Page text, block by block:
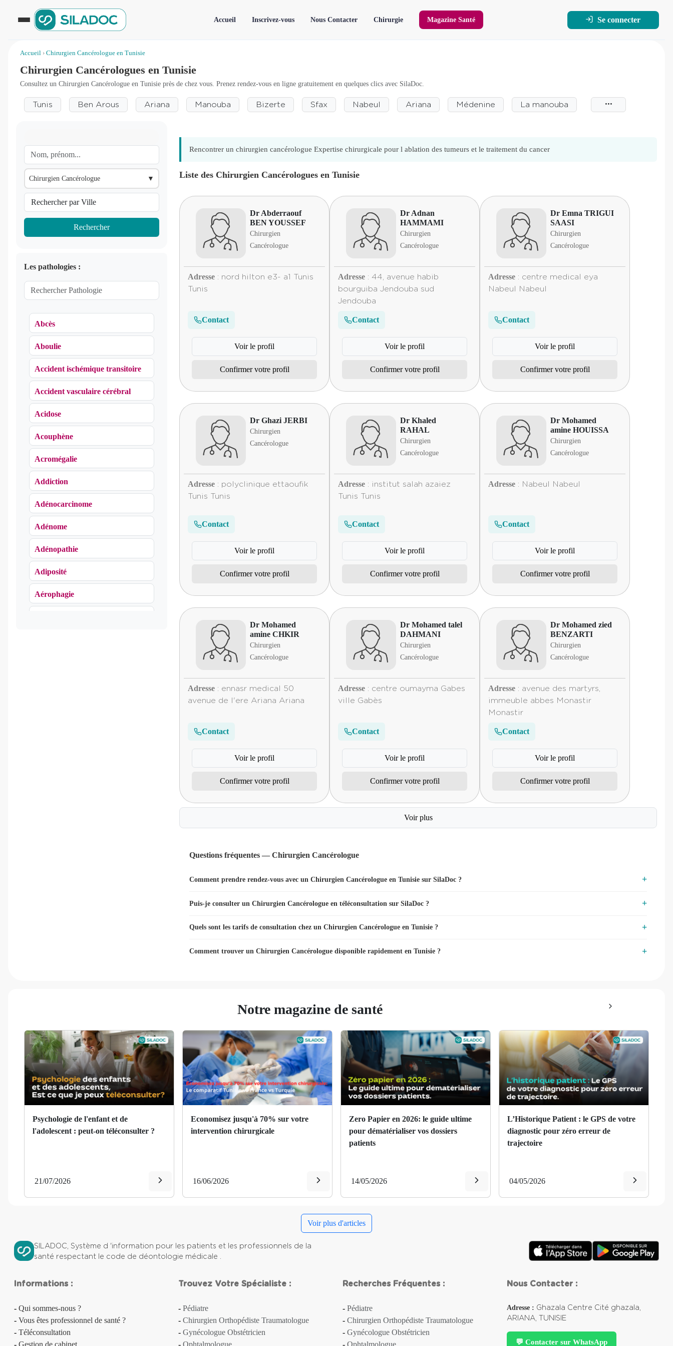
Accueil Inscrivez-vous Nous Contacter Chirurgie Magazine Santé Se connecter
Accueil › Chirurgien Cancérologue en Tunisie
Chirurgien Cancérologues en Tunisie
Consultez un Chirurgien Cancérologue en Tunisie près de chez vous. Prenez rendez-vous en ligne gratuitement en quelques clics avec SilaDoc.
Tunis Ben Arous Ariana Manouba Bizerte Sfax Nabeul Ariana Médenine La manouba
Chirurgien Cancérologue ▼
Rechercher
Les pathologies :
Abcès
Aboulie
Accident ischémique transitoire
Accident vasculaire cérébral
Acidose
Acouphène
Acromégalie
Addiction
Adénocarcinome
Adénome
Adénopathie
Adiposité
Aérophagie
Anthrax
Apathie
Aphasie
Aplasie [d'un organe]
Apnée (du sommeil)
Artérite des membres inférieurs
Arythmie
Arythmie cardiaque
Rencontrer un chirurgien cancérologue Expertise chirurgicale pour l ablation des tumeurs et le traitement du cancer
Liste des Chirurgien Cancérologues en Tunisie
Dr Abderraouf
BEN YOUSSEF
Chirurgien
Cancérologue
Adresse : nord hilton e3- a1 Tunis
Tunis
Contact
Voir le profil
Confirmer votre profil
Dr Adnan
HAMMAMI
Chirurgien
Cancérologue
Adresse : 44, avenue habib
bourguiba Jendouba sud
Jendouba
Contact
Voir le profil
Confirmer votre profil
Dr Emna TRIGUI
SAASI
Chirurgien
Cancérologue
Adresse : centre medical eya
Nabeul Nabeul
Contact
Voir le profil
Confirmer votre profil
Dr Ghazi JERBI
Chirurgien
Cancérologue
Adresse : polyclinique ettaoufik
Tunis Tunis
Contact
Voir le profil
Confirmer votre profil
Dr Khaled
RAHAL
Chirurgien
Cancérologue
Adresse : institut salah azaiez
Tunis Tunis
Contact
Voir le profil
Confirmer votre profil
Dr Mohamed
amine HOUISSA
Chirurgien
Cancérologue
Adresse : Nabeul Nabeul
Contact
Voir le profil
Confirmer votre profil
Dr Mohamed
amine CHKIR
Chirurgien
Cancérologue
Adresse : ennasr medical 50
avenue de l'ere Ariana Ariana
Contact
Voir le profil
Confirmer votre profil
Dr Mohamed talel
DAHMANI
Chirurgien
Cancérologue
Adresse : centre oumayma Gabes
ville Gabès
Contact
Voir le profil
Confirmer votre profil
Dr Mohamed zied
BENZARTI
Chirurgien
Cancérologue
Adresse : avenue des martyrs,
immeuble abbes Monastir
Monastir
Contact
Voir le profil
Confirmer votre profil
Voir plus
Questions fréquentes — Chirurgien Cancérologue
Comment prendre rendez-vous avec un Chirurgien Cancérologue en Tunisie sur SilaDoc ?
Puis-je consulter un Chirurgien Cancérologue en téléconsultation sur SilaDoc ?
Quels sont les tarifs de consultation chez un Chirurgien Cancérologue en Tunisie ?
Comment trouver un Chirurgien Cancérologue disponible rapidement en Tunisie ?
Notre magazine de santé
Psychologie de l'enfant et de
l'adolescent : peut-on téléconsulter ?
21/07/2026
Economisez jusqu'à 70% sur votre
intervention chirurgicale
16/06/2026
Zero Papier en 2026: le guide ultime
pour dématérialiser vos dossiers
patients
14/05/2026
L’Historique Patient : le GPS de votre
diagnostic pour zéro erreur de
trajectoire
04/05/2026
Voir plus d'articles
SILADOC, Système d 'information pour les patients et les professionnels de la
santé respectant le code de déontologie médicale .
Informations :
Qui sommes-nous ?
Vous êtes professionnel de santé ?
Téléconsultation
Trouvez Votre Spécialiste :
Pédiatre
Chirurgien Orthopédiste Traumatologue
Gynécologue Obstétricien
Recherches Fréquentes :
Pédiatre
Chirurgien Orthopédiste Traumatologue
Gynécologue Obstétricien
Nous Contacter :
Adresse : Ghazala Centre Cité ghazala,
ARIANA, TUNISIE
💬 Contacter sur WhatsApp